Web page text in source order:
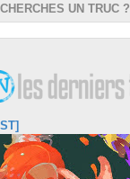
UN TRUC ?